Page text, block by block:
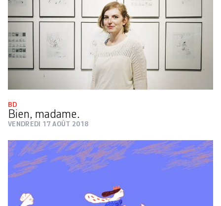
BD
Bien, madame.
VENDREDI 17 AOÛT 2018